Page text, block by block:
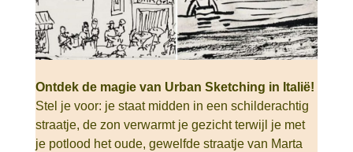
Ontdek de magie van Urban Sketching in Italië!
Stel je voor: je staat midden in een schilderachtig
straatje, de zon verwarmt je gezicht terwijl je met
je potlood het oude, gewelfde straatje van Marta